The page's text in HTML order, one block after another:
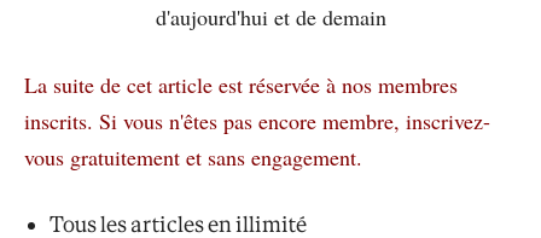
d'aujourd'hui et de demain
La suite de cet article est réservée à nos membres
inscrits. Si vous n'êtes pas encore membre, inscrivez-
vous gratuitement et sans engagement.
Tous les articles en illimité